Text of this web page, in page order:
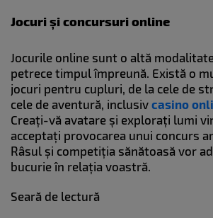
Jocuri și concursuri online
Jocurile online sunt o altă
petrece timpul împreună. Există o
jocuri pentru cupluri, de la cele de
cele de aventură, inclusiv casino
Creați-vă avatare și explorați lumi
acceptați provocarea unui concurs
Râsul și competiția sănătoasă vor
bucurie în relația voastră.
Seară de lectură